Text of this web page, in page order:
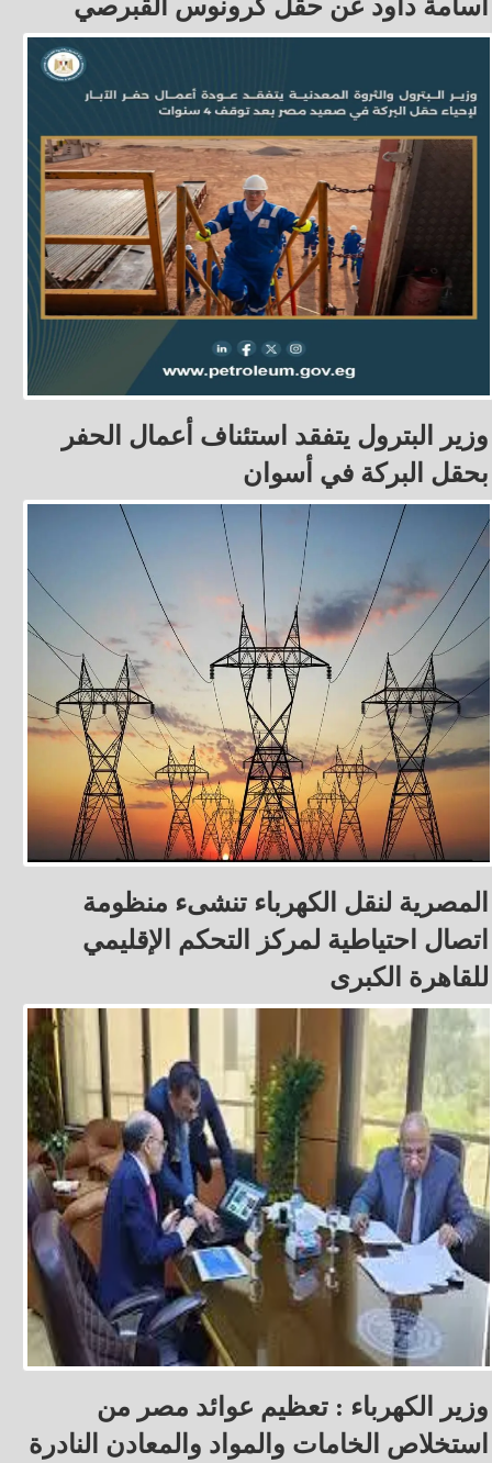
أسامة داود عن حقل كرونوس القبرصي
وزير البترول يتفقد استئناف أعمال الحفر
بحقل البركة في أسوان
المصرية لنقل الكهرباء تنشىء منظومة
اتصال احتياطية لمركز التحكم الإقليمي
للقاهرة الكبرى
وزير الكهرباء : تعظيم عوائد مصر من
استخلاص الخامات والمواد والمعادن النادرة